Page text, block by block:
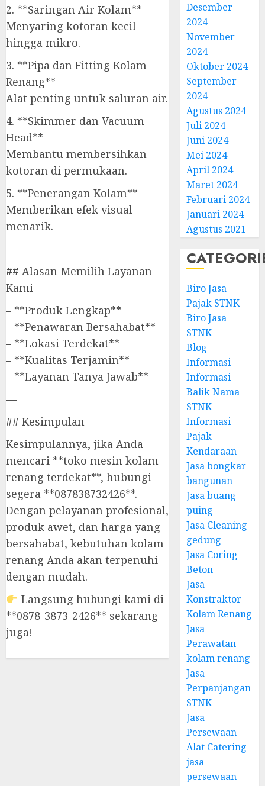
2. **Saringan Air Kolam**
Menyaring kotoran kecil
hingga mikro.
3. **Pipa dan Fitting Kolam
Renang**
Alat penting untuk saluran air.
4. **Skimmer dan Vacuum
Head**
Membantu membersihkan
kotoran di permukaan.
5. **Penerangan Kolam**
Memberikan efek visual
menarik.
—
## Alasan Memilih Layanan
Kami
– **Produk Lengkap**
– **Penawaran Bersahabat**
– **Lokasi Terdekat**
– **Kualitas Terjamin**
– **Layanan Tanya Jawab**
—
## Kesimpulan
Kesimpulannya, jika Anda
mencari **toko mesin kolam
renang terdekat**, hubungi
segera **087838732426**.
Dengan pelayanan profesional,
produk awet, dan harga yang
bersahabat, kebutuhan kolam
renang Anda akan terpenuhi
dengan mudah.
Langsung hubungi kami di
**0878-3873-2426** sekarang
juga!
Desember
2024
November
2024
Oktober 2024
September
2024
Agustus 2024
Juli 2024
Juni 2024
Mei 2024
April 2024
Maret 2024
Februari 2024
Januari 2024
Agustus 2021
Biro Jasa
Pajak STNK
Biro Jasa
STNK
Blog
Informasi
Informasi
Balik Nama
STNK
Informasi
Pajak
Kendaraan
Jasa bongkar
bangunan
Jasa buang
puing
Jasa Cleaning
gedung
Jasa Coring
Beton
Jasa
Konstraktor
Kolam Renang
Jasa
Perawatan
kolam renang
Jasa
Perpanjangan
STNK
Jasa
Persewaan
Alat Catering
jasa
persewaan